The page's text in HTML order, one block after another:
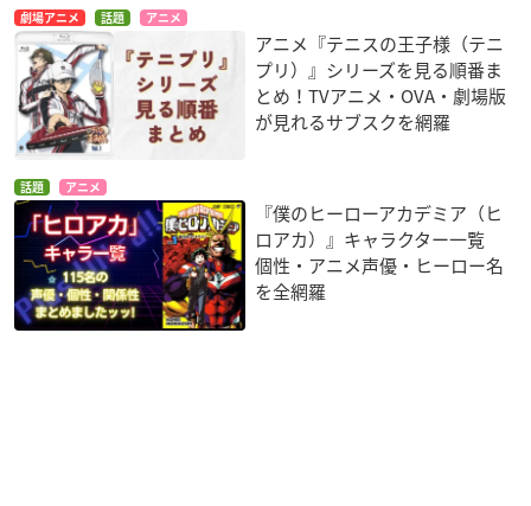
劇場アニメ 話題 アニメ
アニメ『テニスの王子様（テニ
プリ）』シリーズを見る順番ま
とめ！TVアニメ・OVA・劇場版
が見れるサブスクを網羅
話題 アニメ
『僕のヒーローアカデミア（ヒ
ロアカ）』キャラクター一覧
個性・アニメ声優・ヒーロー名
を全網羅